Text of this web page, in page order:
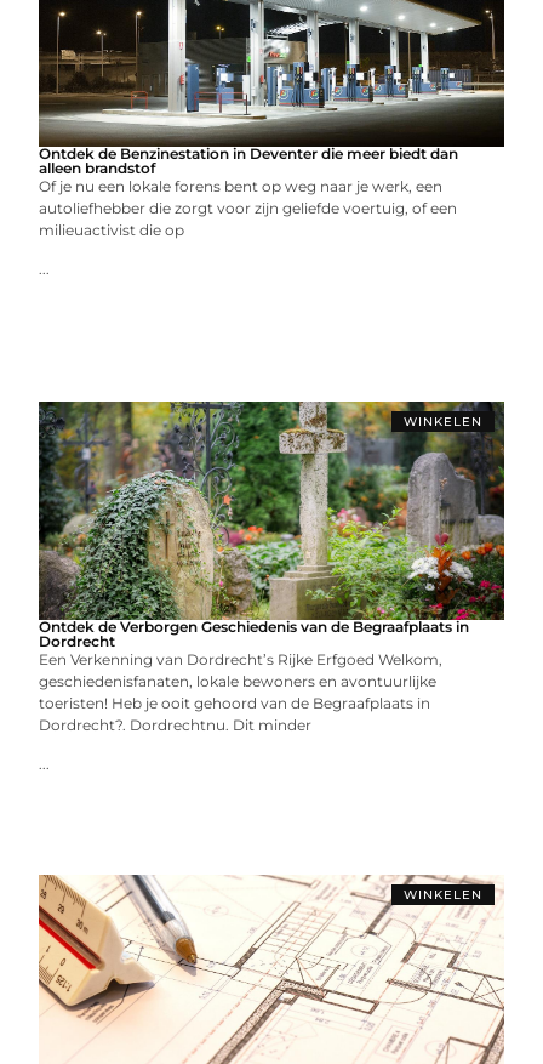
Ontdek de Benzinestation in Deventer die meer biedt dan
alleen brandstof
Of je nu een lokale forens bent op weg naar je werk, een
autoliefhebber die zorgt voor zijn geliefde voertuig, of een
milieuactivist die op
...
WINKELEN
Ontdek de Verborgen Geschiedenis van de Begraafplaats in
Dordrecht
Een Verkenning van Dordrecht’s Rijke Erfgoed Welkom,
geschiedenisfanaten, lokale bewoners en avontuurlijke
toeristen! Heb je ooit gehoord van de Begraafplaats in
Dordrecht?. Dordrechtnu. Dit minder
...
WINKELEN